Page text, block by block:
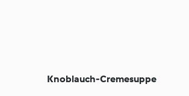
Knoblauch-Cremesuppe